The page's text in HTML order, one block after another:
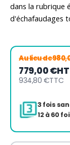
dans la rubrique
d'échafaudages
Au lieu de
779,00 €HT
934,80 €TTC